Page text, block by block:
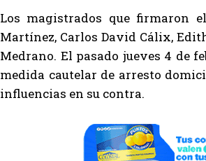
Los magistrados que firmaron
Martínez, Carlos David Cálix,
Medrano. El pasado jueves 4 de
medida cautelar de arresto
influencias en su contra.